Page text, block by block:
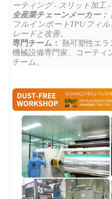
ーティング - スリット加工
全産業チェーンメーカー：
フルインポートTPUフィ
レードと改善。
専門チーム： 熱可塑性エラ
機械設備専門家、コーティ
チーム。